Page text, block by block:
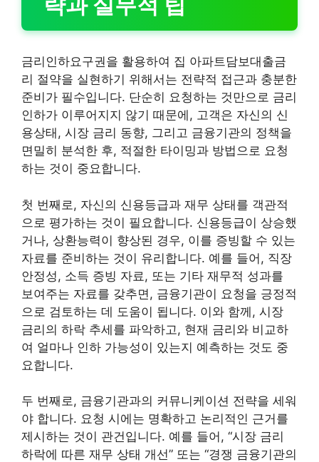
금리인하요구권을 활용하여 집 아파트담보대출금
리 절약을 실현하기 위해서는 전략적 접근과 충분한
준비가 필수입니다. 단순히 요청하는 것만으로 금리
인하가 이루어지지 않기 때문에, 고객은 자신의 신
용상태, 시장 금리 동향, 그리고 금융기관의 정책을
면밀히 분석한 후, 적절한 타이밍과 방법으로 요청
하는 것이 중요합니다.
첫 번째로, 자신의 신용등급과 재무 상태를 객관적
으로 평가하는 것이 필요합니다. 신용등급이 상승했
거나, 상환능력이 향상된 경우, 이를 증빙할 수 있는
자료를 준비하는 것이 유리합니다. 예를 들어, 직장
안정성, 소득 증빙 자료, 또는 기타 재무적 성과를
보여주는 자료를 갖추면, 금융기관이 요청을 긍정적
으로 검토하는 데 도움이 됩니다. 이와 함께, 시장
금리의 하락 추세를 파악하고, 현재 금리와 비교하
여 얼마나 인하 가능성이 있는지 예측하는 것도 중
요합니다.
두 번째로, 금융기관과의 커뮤니케이션 전략을 세워
야 합니다. 요청 시에는 명확하고 논리적인 근거를
제시하는 것이 관건입니다. 예를 들어, “시장 금리
하락에 따른 재무 상태 개선” 또는 “경쟁 금융기관의